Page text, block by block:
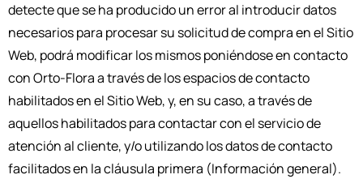
detecte que se ha producido un error al introducir datos
necesarios para procesar su solicitud de compra en el Sitio
Web, podrá modificar los mismos poniéndose en contacto
con Orto-Flora a través de los espacios de contacto
habilitados en el Sitio Web, y, en su caso, a través de
aquellos habilitados para contactar con el servicio de
atención al cliente, y/o utilizando los datos de contacto
facilitados en la cláusula primera (Información general).